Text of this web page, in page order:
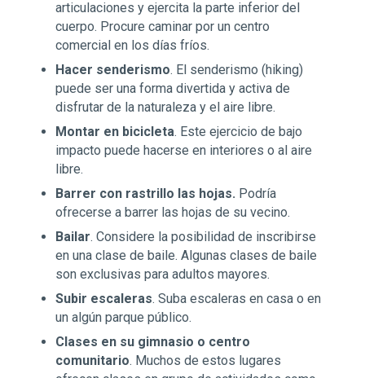
articulaciones y ejercita la parte inferior del
cuerpo. Procure caminar por un centro
comercial en los días fríos.
Hacer senderismo. El senderismo (hiking)
puede ser una forma divertida y activa de
disfrutar de la naturaleza y el aire libre.
Montar en bicicleta. Este ejercicio de bajo
impacto puede hacerse en interiores o al aire
libre.
Barrer con rastrillo las hojas. Podría
ofrecerse a barrer las hojas de su vecino.
Bailar. Considere la posibilidad de inscribirse
en una clase de baile. Algunas clases de baile
son exclusivas para adultos mayores.
Subir escaleras. Suba escaleras en casa o en
un algún parque público.
Clases en su gimnasio o centro
comunitario. Muchos de estos lugares